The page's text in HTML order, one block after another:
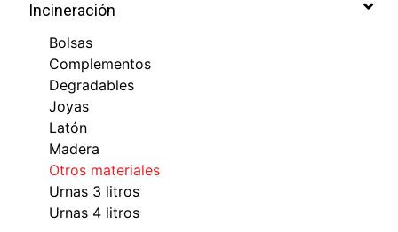
Incineración
Bolsas
Complementos
Degradables
Joyas
Latón
Madera
Otros materiales
Urnas 3 litros
Urnas 4 litros